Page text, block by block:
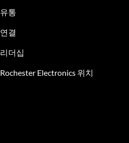
유통
연결
리더십
Rochester Electronics 위치